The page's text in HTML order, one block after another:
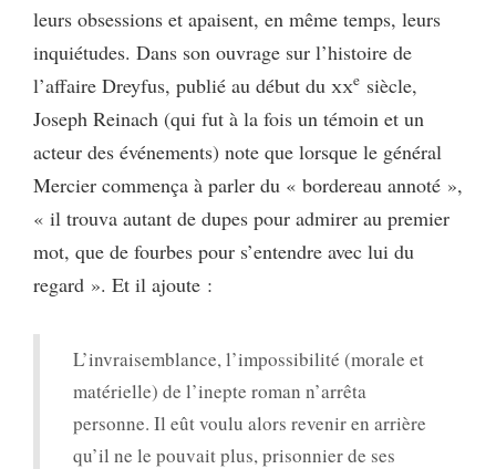
leurs obsessions et apaisent, en même temps, leurs
inquiétudes. Dans son ouvrage sur l’histoire de
l’affaire Dreyfus, publié au début du xxe siècle,
Joseph Reinach (qui fut à la fois un témoin et un
acteur des événements) note que lorsque le général
Mercier commença à parler du « bordereau annoté »,
« il trouva autant de dupes pour admirer au premier
mot, que de fourbes pour s’entendre avec lui du
regard ». Et il ajoute :
L’invraisemblance, l’impossibilité (morale et
matérielle) de l’inepte roman n’arrêta
personne. Il eût voulu alors revenir en arrière
qu’il ne le pouvait plus, prisonnier de ses